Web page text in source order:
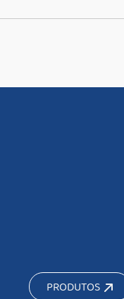
PRODUTOS